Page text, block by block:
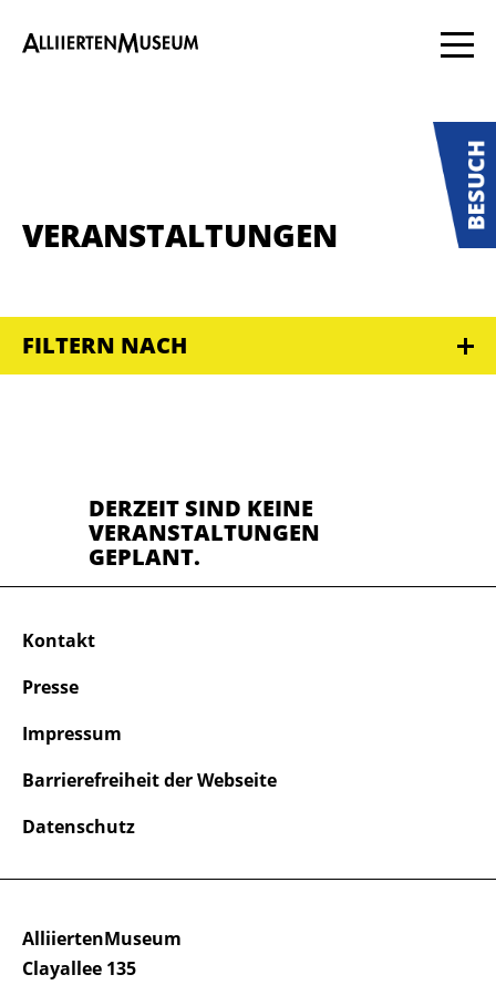
VERANSTALTUNGEN
FILTERN NACH
DERZEIT SIND KEINE
VERANSTALTUNGEN
GEPLANT.
AlliiertenMuseum
Clayallee 135
Kontakt
Presse
Impressum
Barrierefreiheit der Webseite
Datenschutz